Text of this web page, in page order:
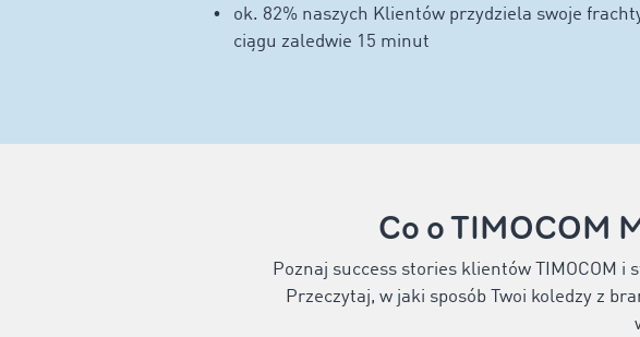
ok. 82% naszych Klientów przydziela swoje
ciągu zaledwie 15 minut
Co o TIMOCOM
Poznaj success stories klientów TIMOCOM
Przeczytaj, w jaki sposób Twoi koledzy z